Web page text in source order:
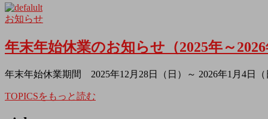
お知らせ
年末年始休業のお知らせ（2025年～2026
年末年始休業期間 2025年12月28日（日）～ 2026年1月4日（
TOPICSをもっと読む